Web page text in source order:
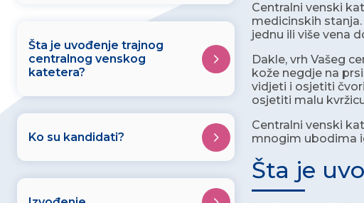
Šta je uvođenje trajnog
centralnog venskog
katetera?
Ko su kandidati?
Centralni venski
medicinskih
jednu ili više vena
Dakle, vrh Vašeg
kože negdje na
vidjeti i osjetiti
osjetiti malu
Centralni venski
mnogim ubodima
Šta je